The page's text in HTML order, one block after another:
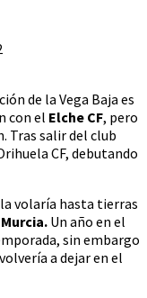
de la Vega Baja es
con el Elche CF, pero
Tras salir del club
CF, debutando
volaría hasta tierras
Un año en el
sin embargo
a dejar en el